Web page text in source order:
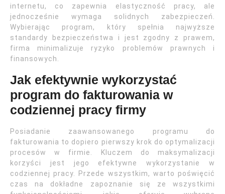
internetu, co zapewnia elastyczność pracy, ale
jednocześnie wymaga solidnych zabezpieczeń.
Wybierając program, który spełnia najwyższe
standardy bezpieczeństwa i jest zgodny z prawem,
firma minimalizuje ryzyko problemów prawnych i
finansowych.
Jak efektywnie wykorzystać
program do fakturowania w
codziennej pracy firmy
Posiadanie zaawansowanego programu do
fakturowania to dopiero pierwszy krok do optymalizacji
procesów w firmie. Kluczem do maksymalizacji
korzyści jest jego efektywne wykorzystanie w
codziennej pracy. Przede wszystkim, warto poświęcić
czas na dokładne zapoznanie się ze wszystkimi